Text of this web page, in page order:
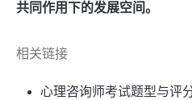
共同作用下的发展空间。
相关链接
心理咨询师考试题型与评